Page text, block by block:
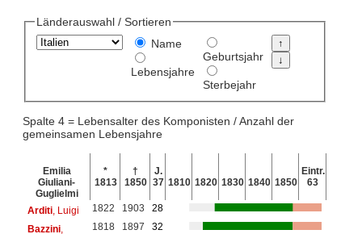
Länderauswahl / Sortieren
Name
Lebensjahre
Geburtsjahr
Sterbejahr
Spalte 4 = Lebensalter des Komponisten / Anzahl der
gemeinsamen Lebensjahre
Emilia
Giuliani-
Guglielmi
*
1813
†
1850
J.
37 1810 1820 1830 1840 1850
Eintr.
63
Arditi, Luigi 1822 1903
28
Bazzini,
1818 1897 32